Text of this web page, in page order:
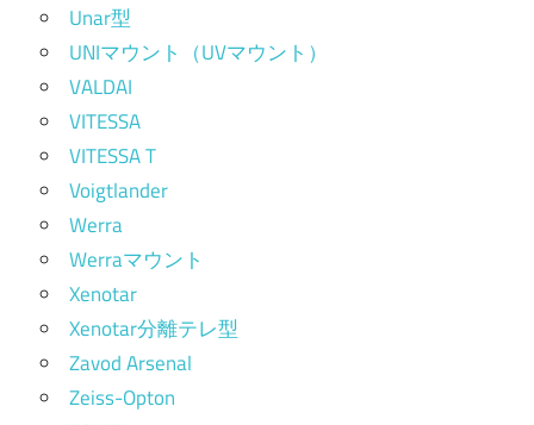
Unar型
UNIマウント（UVマウント）
VALDAI
VITESSA
VITESSA T
Voigtlander
Werra
Werraマウント
Xenotar
Xenotar分離テレ型
Zavod Arsenal
Zeiss-Opton